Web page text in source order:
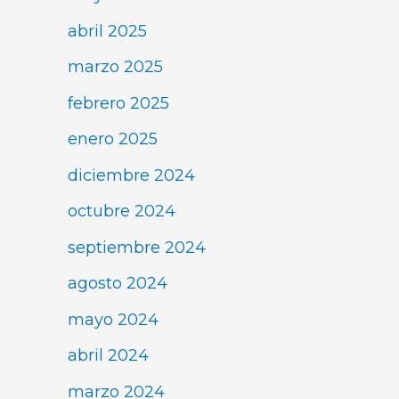
abril 2025
marzo 2025
febrero 2025
enero 2025
diciembre 2024
octubre 2024
septiembre 2024
agosto 2024
mayo 2024
abril 2024
marzo 2024